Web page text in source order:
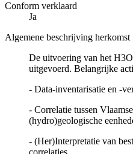
Conform verklaard
Ja
Algemene beschrijving herkomst
De uitvoering van het
uitgevoerd. Belangrijke
- Data-inventarisatie en -
- Correlatie tussen
(hydro)geologische
- (Her)Interpretatie van
correlaties